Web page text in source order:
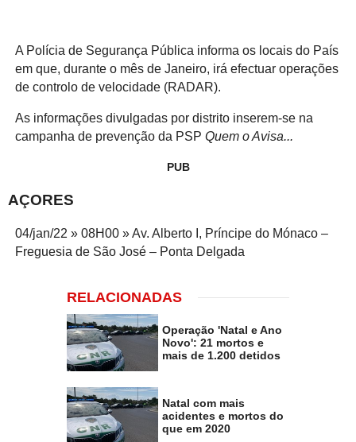
A Polícia de Segurança Pública informa os locais do País
em que, durante o mês de Janeiro, irá efectuar operações
de controlo de velocidade (RADAR).
As informações divulgadas por distrito inserem-se na
campanha de prevenção da PSP Quem o Avisa...
PUB
AÇORES
04/jan/22 » 08H00 » Av. Alberto I, Príncipe do Mónaco –
Freguesia de São José – Ponta Delgada
RELACIONADAS
Operação 'Natal e Ano
Novo': 21 mortos e
mais de 1.200 detidos
Natal com mais
acidentes e mortos do
que em 2020